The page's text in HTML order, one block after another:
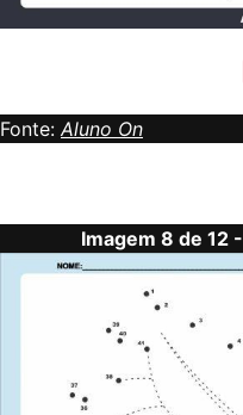
Fonte: Aluno On
Imagem 8 de 12 -